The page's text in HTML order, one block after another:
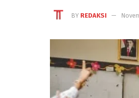
BY REDAKSI